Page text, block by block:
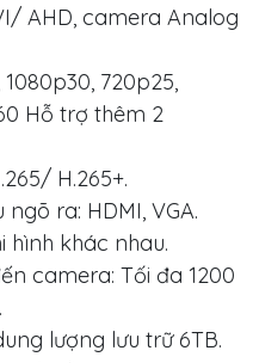
AHD, camera Analog
720p25,
Hỗ trợ thêm 2
H.265+.
ra: HDMI, VGA.
hình khác nhau.
camera: Tối đa 1200
lượng lưu trữ 6TB.